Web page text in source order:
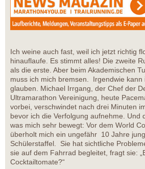
Ich weine auch fast, weil ich jetzt richtig
hinauflaufe. Es stimmt alles! Die zweite
als die erste. Aber beim Akademischen
muss ich mich bremsen. Irgendwie kann
glauben. Michael Irrgang, der Chef der
Ultramarathon Vereinigung, heute
vorbei, verschwindet nach drei Minuten
bevor ich die Verfolgung aufnehme. Und
was mich sehr bewegt: Vor dem World
überholt mich ein ungefähr 10 Jahre
Schülerstaffel. Sie hat sichtliche
sie auf dem Fahrrad begleitet, fragt sie:
Cocktailtomate?“